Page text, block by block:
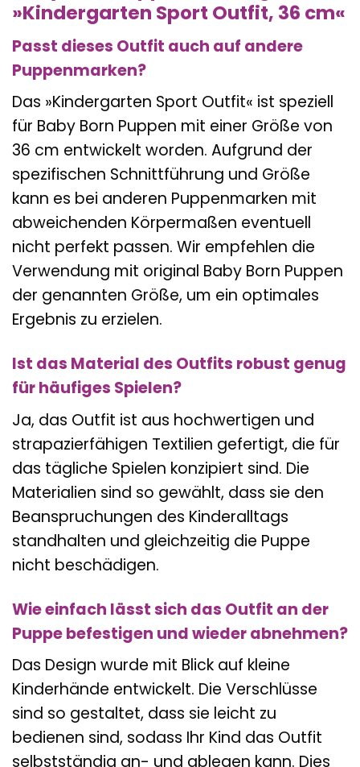
»Kindergarten Sport Outfit, 36 cm«
Passt dieses Outfit auch auf andere
Puppenmarken?
Das »Kindergarten Sport Outfit« ist speziell
für Baby Born Puppen mit einer Größe von
36 cm entwickelt worden. Aufgrund der
spezifischen Schnittführung und Größe
kann es bei anderen Puppenmarken mit
abweichenden Körpermaßen eventuell
nicht perfekt passen. Wir empfehlen die
Verwendung mit original Baby Born Puppen
der genannten Größe, um ein optimales
Ergebnis zu erzielen.
Ist das Material des Outfits robust genug
für häufiges Spielen?
Ja, das Outfit ist aus hochwertigen und
strapazierfähigen Textilien gefertigt, die für
das tägliche Spielen konzipiert sind. Die
Materialien sind so gewählt, dass sie den
Beanspruchungen des Kinderalltags
standhalten und gleichzeitig die Puppe
nicht beschädigen.
Wie einfach lässt sich das Outfit an der
Puppe befestigen und wieder abnehmen?
Das Design wurde mit Blick auf kleine
Kinderhände entwickelt. Die Verschlüsse
sind so gestaltet, dass sie leicht zu
bedienen sind, sodass Ihr Kind das Outfit
selbstständig an- und ablegen kann. Dies